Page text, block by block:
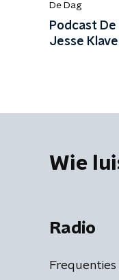
De Dag
Podcast
Jesse
Wie
Radio
Frequenties